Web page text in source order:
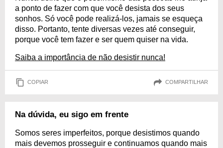
a ponto de fazer com que você desista dos seus
sonhos. Só você pode realizá-los, jamais se esqueça
disso. Portanto, tente diversas vezes até conseguir,
porque você tem fazer e ser quem quiser na vida.
Saiba a importância de não desistir nunca!
COPIAR COMPARTILHAR
Na dúvida, eu sigo em frente
Somos seres imperfeitos, porque desistimos quando
mais devemos prosseguir e continuamos quando mais